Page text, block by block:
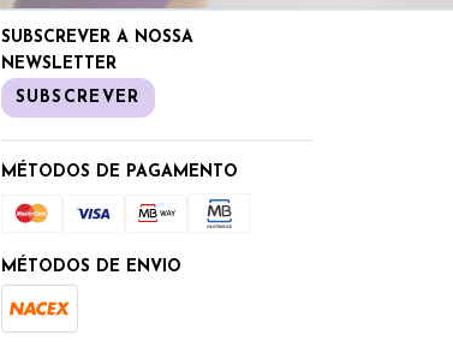
SUBSCREVER A NOSSA
NEWSLETTER
SUBSCREVER
MÉTODOS DE PAGAMENTO
MÉTODOS DE ENVIO